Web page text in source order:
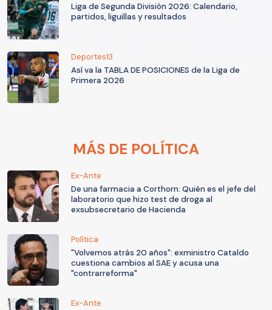
Liga de Segunda División 2026: Calendario,
partidos, liguillas y resultados
Deportes13
Así va la TABLA DE POSICIONES de la Liga de
Primera 2026
MÁS DE POLÍTICA
Ex-Ante
De una farmacia a Corthorn: Quién es el jefe del
laboratorio que hizo test de droga al
exsubsecretario de Hacienda
Política
"Volvemos atrás 20 años": exministro Cataldo
cuestiona cambios al SAE y acusa una
"contrarreforma"
Ex-Ante